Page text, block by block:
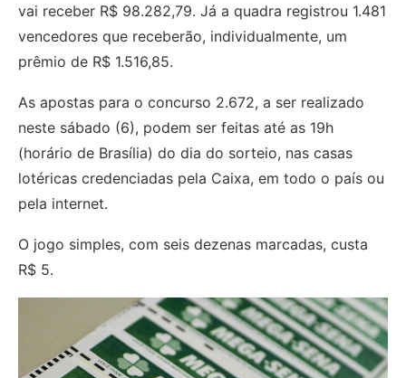
vai receber R$ 98.282,79. Já a quadra registrou 1.481
vencedores que receberão, individualmente, um
prêmio de R$ 1.516,85.
As apostas para o concurso 2.672, a ser realizado
neste sábado (6), podem ser feitas até as 19h
(horário de Brasília) do dia do sorteio, nas casas
lotéricas credenciadas pela Caixa, em todo o país ou
pela internet.
O jogo simples, com seis dezenas marcadas, custa
R$ 5.